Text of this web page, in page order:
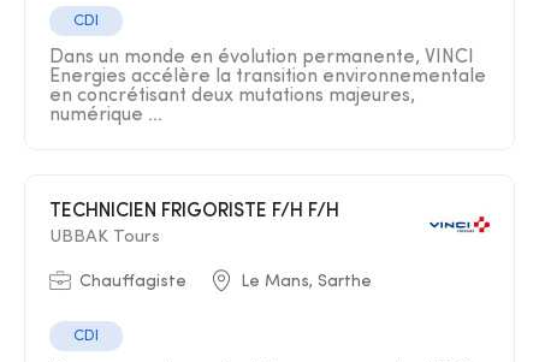
CDI
Dans un monde en évolution permanente, VINCI
Energies accélère la transition environnementale
en concrétisant deux mutations majeures,
numérique ...
TECHNICIEN FRIGORISTE F/H F/H
UBBAK Tours
Chauffagiste Le Mans, Sarthe
CDI